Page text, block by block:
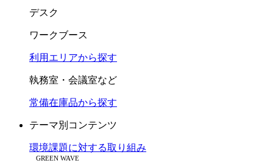
デスク
ワークブース
利用エリアから探す
執務室・会議室など
常備在庫品から探す
テーマ別コンテンツ
環境課題に対する取り組み
GREEN WAVE